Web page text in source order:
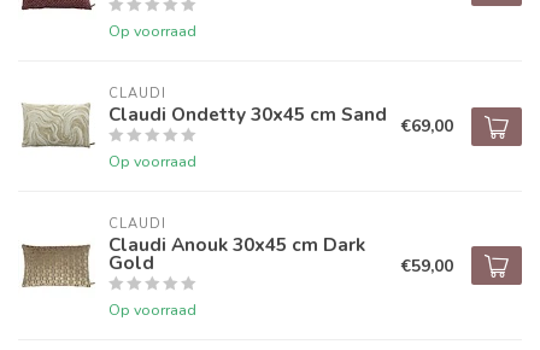
Op voorraad
CLAUDI
Claudi Ondetty 30x45 cm Sand
Op voorraad
€69,00
CLAUDI
Claudi Anouk 30x45 cm Dark
Gold
Op voorraad
€59,00